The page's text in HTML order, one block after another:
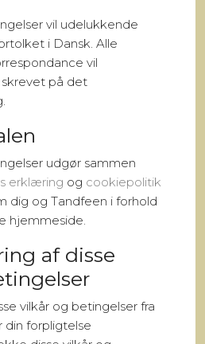
vil udelukkende
i Dansk. Alle
vil
på det
udgør sammen
erklæring og cookiepolitik
dig og Tandfeen i forhold
hjemmeside.
af disse
vilkår og betingelser fra
din forpligtelse